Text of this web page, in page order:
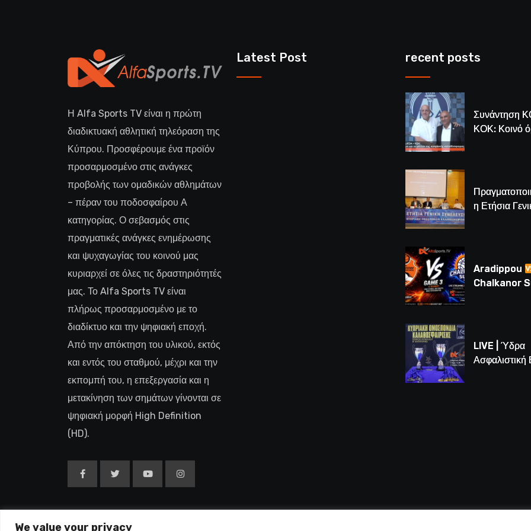
We value your privacy
Η Alfa Sports TV είναι η πρώτη
διαδικτυακή αθλητική τηλεόραση της
Κύπρου. Προσφέρουμε ένα προϊόν
προσαρμοσμένο στις ανάγκες
προβολής των ομαδικών αθλημάτων
– πέραν του ποδοσφαίρου Α
κατηγορίας. Ο σεβασμός στις
πραγματικές ανάγκες ενημέρωσης
και ψυχαγωγίας του κοινού μας
κυριαρχεί σε όλες τις δραστηριότητές
μας. Το Alfa Sports TV είναι
πλήρως προσαρμοσμένο με το
διαδίκτυο και την ψηφιακή εποχή.
Από την απόκτηση του υλικού, εκτός
και εντός του σταθμού, μέχρι και την
εκπομπή του, η επεξεργασία και η
μετακίνηση των σημάτων γίνονται σε
ψηφιακή μορφή High Definition
(HD).
Latest Post recent posts
Συνάντηση
ΚΟΚ: Κοινό
η Ετήσια
(BINTEO)
Aradippou
Chalkanor
LIVE | Ύδρα
Ασφαλιστική